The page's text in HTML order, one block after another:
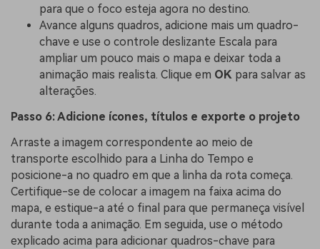
para que o foco esteja agora no destino.
Avance alguns quadros, adicione mais um quadro-
chave e use o controle deslizante Escala para
ampliar um pouco mais o mapa e deixar toda a
animação mais realista. Clique em OK para salvar as
alterações.
Passo 6: Adicione ícones, títulos e exporte o projeto
Arraste a imagem correspondente ao meio de
transporte escolhido para a Linha do Tempo e
posicione-a no quadro em que a linha da rota começa.
Certifique-se de colocar a imagem na faixa acima do
mapa, e estique-a até o final para que permaneça visível
durante toda a animação. Em seguida, use o método
explicado acima para adicionar quadros-chave para